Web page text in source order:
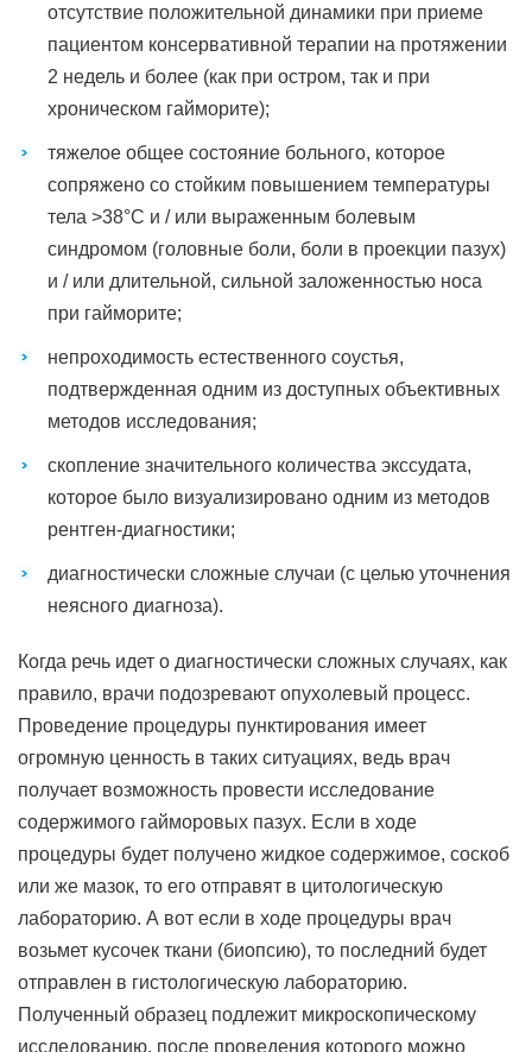
отсутствие положительной динамики при приеме
пациентом консервативной терапии на протяжении
2 недель и более (как при остром, так и при
хроническом гайморите);
тяжелое общее состояние больного, которое
сопряжено со стойким повышением температуры
тела >38°С и / или выраженным болевым
синдромом (головные боли, боли в проекции пазух)
и / или длительной, сильной заложенностью носа
при гайморите;
непроходимость естественного соустья,
подтвержденная одним из доступных объективных
методов исследования;
скопление значительного количества экссудата,
которое было визуализировано одним из методов
рентген-диагностики;
диагностически сложные случаи (с целью уточнения
неясного диагноза).
Когда речь идет о диагностически сложных случаях, как
правило, врачи подозревают опухолевый процесс.
Проведение процедуры пунктирования имеет
огромную ценность в таких ситуациях, ведь врач
получает возможность провести исследование
содержимого гайморовых пазух. Если в ходе
процедуры будет получено жидкое содержимое, соскоб
или же мазок, то его отправят в цитологическую
лабораторию. А вот если в ходе процедуры врач
возьмет кусочек ткани (биопсию), то последний будет
отправлен в гистологическую лабораторию.
Полученный образец подлежит микроскопическому
исследованию, после проведения которого можно